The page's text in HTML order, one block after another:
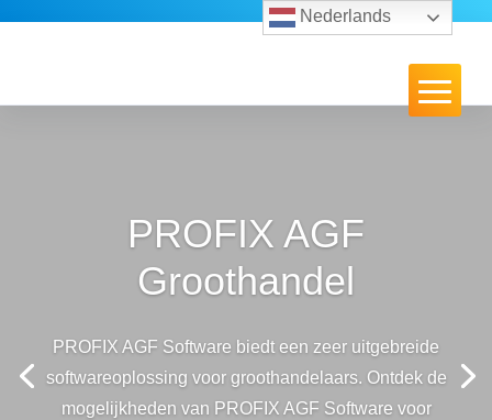
PROFIX AGF
Groothandel
PROFIX AGF Software biedt een zeer uitgebreide
softwareoplossing voor groothandelaars. Ontdek de
mogelijkheden van PROFIX AGF Software voor
Nederlands